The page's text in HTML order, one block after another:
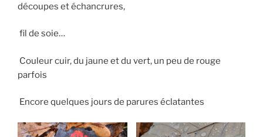
découpes et échancrures,
fil de soie…
Couleur cuir, du jaune et du vert, un peu de rouge
parfois
Encore quelques jours de parures éclatantes